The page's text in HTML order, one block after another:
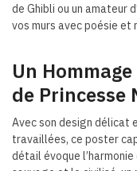
de Ghibli ou un amateur
vos murs avec poésie et
Un
de Princesse
Avec son design délicat
travaillées, ce poster
détail évoque